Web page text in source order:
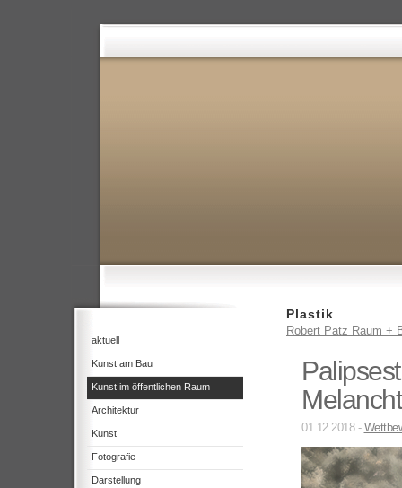
aktuell
Kunst am Bau
Kunst im öffentlichen Raum
Architektur
Kunst
Fotografie
Darstellung
Plastik
Robert Patz Raum +
01.12.2018 -